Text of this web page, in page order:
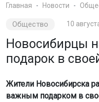
Главная Новости
Общество 10
Новосибирцы
подарок в
Жители Новосибирска
важным подарком в